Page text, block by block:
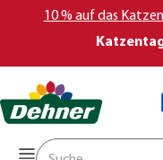
10 % auf das